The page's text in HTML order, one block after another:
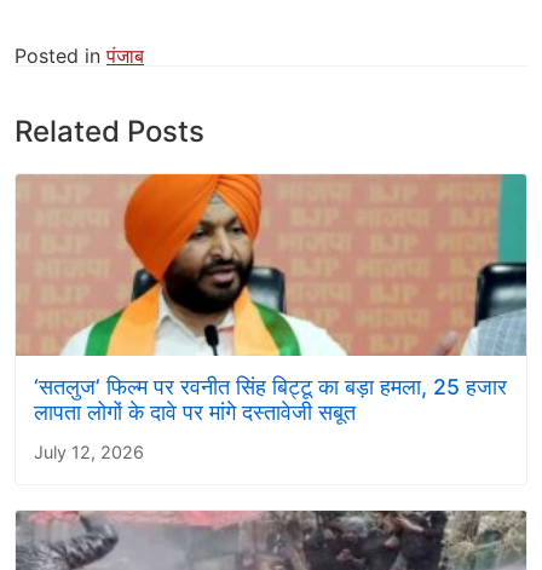
Posted inपंजाब
Related Posts
‘सतलुज’ फिल्म पर रवनीत सिंह बिट्टू का बड़ा हमला, 25 हजार
लापता लोगों के दावे पर मांगे दस्तावेजी सबूत
July 12, 2026